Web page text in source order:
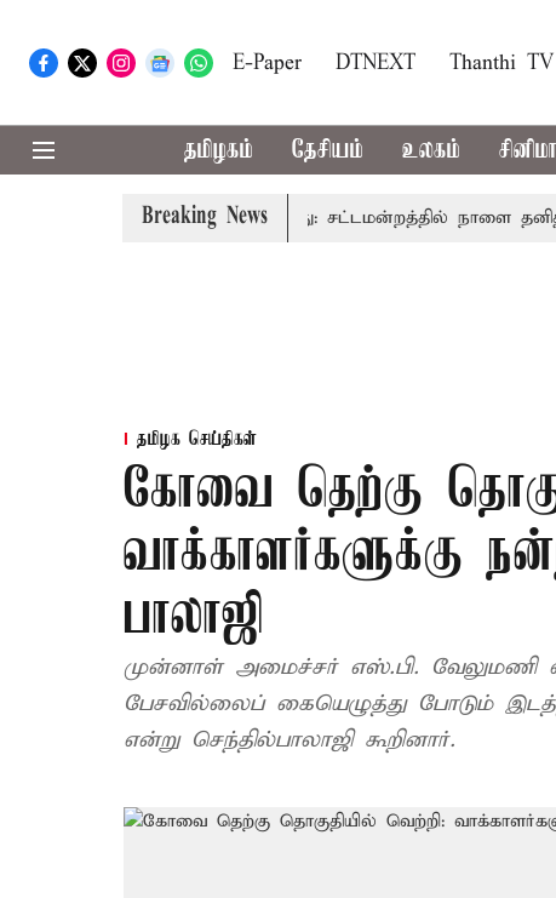
E-Paper DTNEXT Thanthi TV
தமிழகம் தேசியம் உலகம் சினிமா
Breaking News
முதலில் தமிழ்த்தாய் வாழ்த்து: சட்டமன்றத்தில் நாளை
தமிழக செய்திகள்
கோவை தெற்கு
வாக்காளர்களுக்கு
பாலாஜி
முன்னாள் அமைச்சர் எஸ்.பி. வேலுமணி
பேசவில்லைப் கையெழுத்து போடும்
என்று செந்தில்பாலாஜி கூறினார்.